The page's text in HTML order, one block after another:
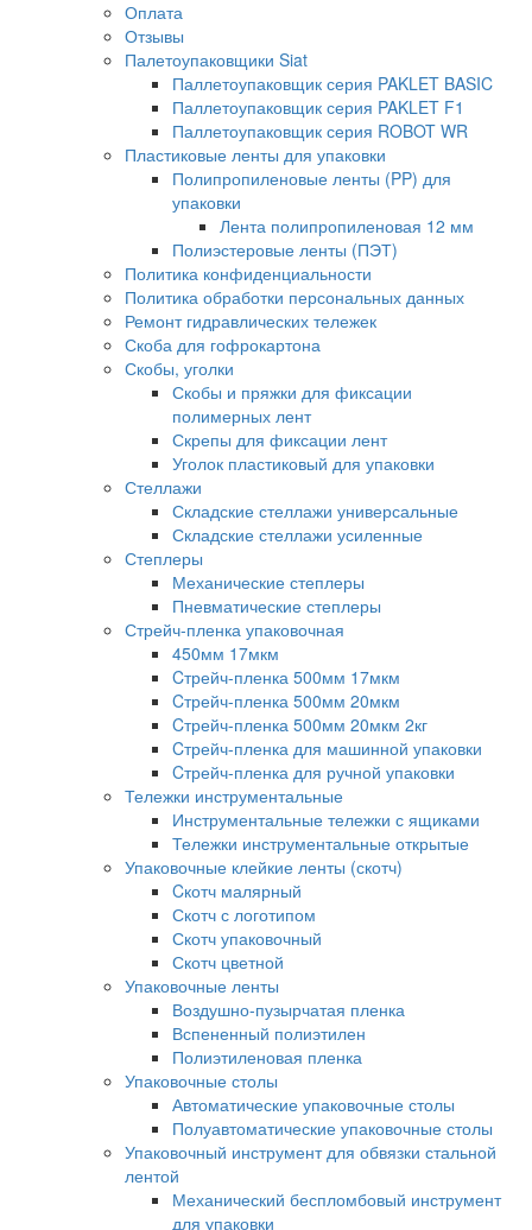
Оплата
Отзывы
Палетоупаковщики Siat
Паллетоупаковщик серия PAKLET BASIC
Паллетоупаковщик серия PAKLET F1
Паллетоупаковщик серия ROBOT WR
Пластиковые ленты для упаковки
Полипропиленовые ленты (PP) для
упаковки
Лента полипропиленовая 12 мм
Полиэстеровые ленты (ПЭТ)
Политика конфиденциальности
Политика обработки персональных данных
Ремонт гидравлических тележек
Скоба для гофрокартона
Скобы, уголки
Скобы и пряжки для фиксации
полимерных лент
Скрепы для фиксации лент
Уголок пластиковый для упаковки
Стеллажи
Складские стеллажи универсальные
Складские стеллажи усиленные
Степлеры
Механические степлеры
Пневматические степлеры
Стрейч-пленка упаковочная
450мм 17мкм
Cтрейч-пленка 500мм 17мкм
Cтрейч-пленка 500мм 20мкм
Cтрейч-пленка 500мм 20мкм 2кг
Cтрейч-пленка для машинной упаковки
Cтрейч-пленка для ручной упаковки
Тележки инструментальные
Инструментальные тележки с ящиками
Тележки инструментальные открытые
Упаковочные клейкие ленты (скотч)
Cкотч малярный
Скотч с логотипом
Скотч упаковочный
Скотч цветной
Упаковочные ленты
Воздушно-пузырчатая пленка
Вспененный полиэтилен
Полиэтиленовая пленка
Упаковочные столы
Автоматические упаковочные столы
Полуавтоматические упаковочные столы
Упаковочный инструмент для обвязки стальной
лентой
Механический беспломбовый инструмент
для упаковки